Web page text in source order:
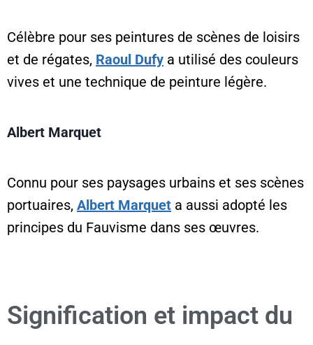
Célèbre pour ses peintures de scènes de loisirs
et de régates, Raoul Dufy a utilisé des couleurs
vives et une technique de peinture légère.
Albert Marquet
Connu pour ses paysages urbains et ses scènes
portuaires, Albert Marquet a aussi adopté les
principes du Fauvisme dans ses œuvres.
Signification et impact du